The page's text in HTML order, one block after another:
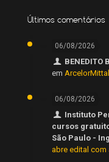
Últimos comentários
06/08/2026
BENEDITO
em
06/08/2026
Instituto
cursos
São Paulo -
abre edital com